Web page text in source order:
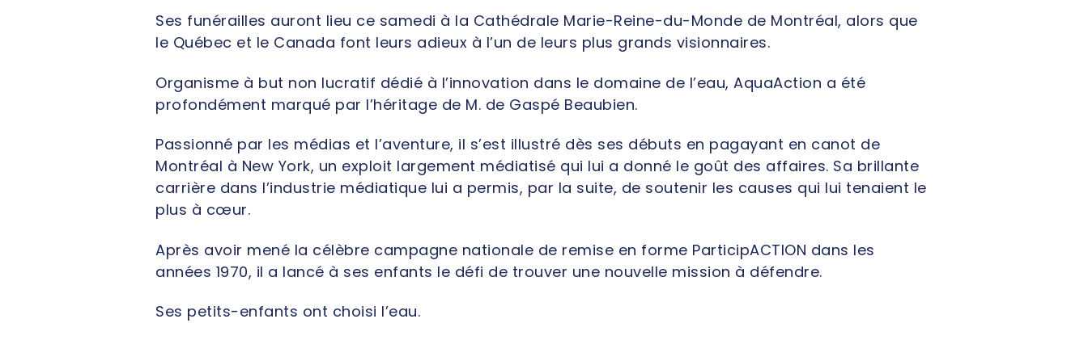
Ses funérailles auront lieu ce samedi à la Cathédrale Marie-Reine-du-Monde de Montréal, alors que
le Québec et le Canada font leurs adieux à l’un de leurs plus grands visionnaires.
Organisme à but non lucratif dédié à l’innovation dans le domaine de l’eau, AquaAction a été
profondément marqué par l’héritage de M. de Gaspé Beaubien.
Passionné par les médias et l’aventure, il s’est illustré dès ses débuts en pagayant en canot de
Montréal à New York, un exploit largement médiatisé qui lui a donné le goût des affaires. Sa brillante
carrière dans l’industrie médiatique lui a permis, par la suite, de soutenir les causes qui lui tenaient le
plus à cœur.
Après avoir mené la célèbre campagne nationale de remise en forme ParticipACTION dans les
années 1970, il a lancé à ses enfants le défi de trouver une nouvelle mission à défendre.
Ses petits-enfants ont choisi l’eau.